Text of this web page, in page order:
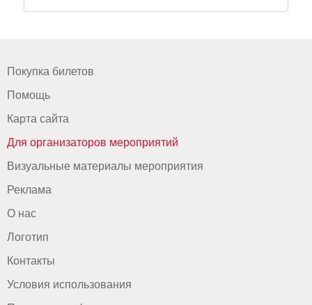
Покупка билетов
Помощь
Карта сайта
Для организаторов мероприятий
Визуальные материалы мероприятия
Реклама
О нас
Логотип
Контакты
Условия использования